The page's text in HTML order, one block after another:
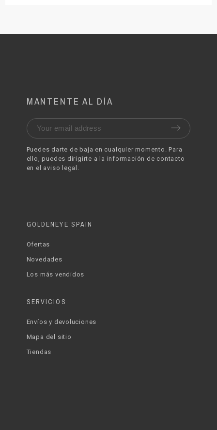
MANTENTE AL DÍA
Puedes darte de baja en cualquier momento. Para
ello, puedes dirigirte a la información de contacto
en el aviso legal.
GOLDENEYE SPAIN
Ofertas
Novedades
Los más vendidos
SERVICIOS
Envíos y devoluciones
Mapa del sitio
Tiendas